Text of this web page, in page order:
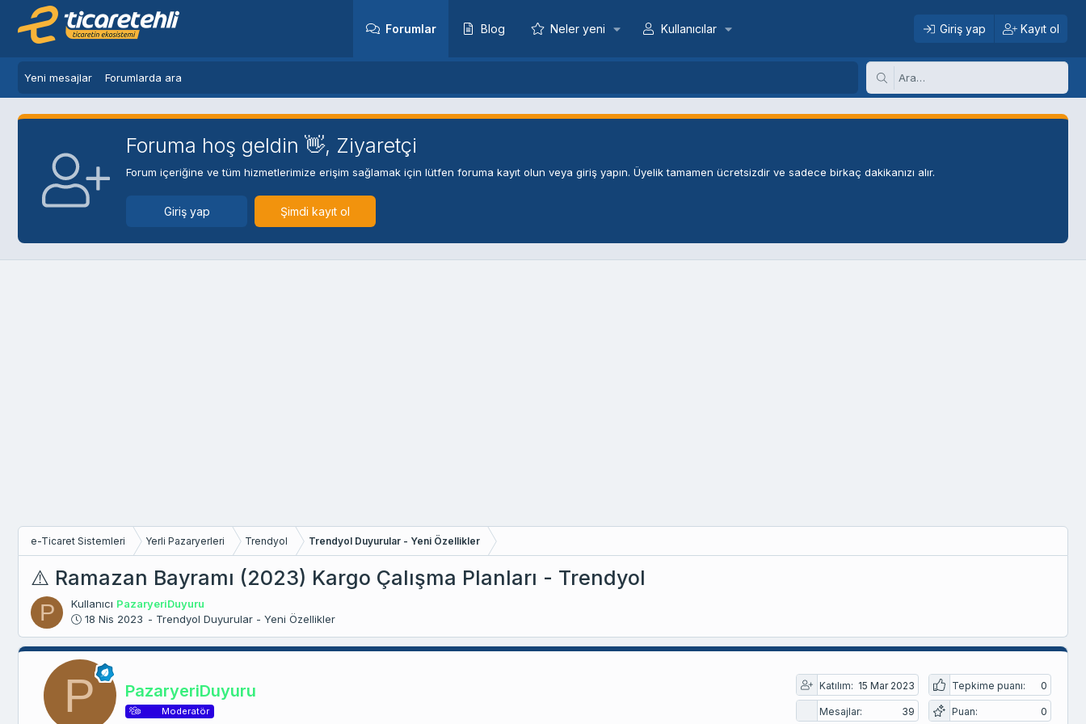
Forumlar Blog Neler yeni Kullanıcılar Giriş yap Kayıt ol
Yeni mesajlar Forumlarda ara
Foruma hoş geldin 👋, Ziyaretçi
Forum içeriğine ve tüm hizmetlerimize erişim sağlamak için lütfen foruma kayıt olun veya giriş yapın. Üyelik tamamen ücretsizdir ve sadece birkaç dakikanızı alır.
Giriş yap Şimdi kayıt ol
e-Ticaret Sistemleri Yerli Pazaryerleri Trendyol Trendyol Duyurular - Yeni Özellikler
⚠️ Ramazan Bayramı (2023) Kargo Çalışma Planları - Trendyol
P Kullanıcı PazaryeriDuyuru
B
a
ş
l
a
n
18 Nis 2023 - Trendyol Duyurular - Yeni Özellikler
P PazaryeriDuyuru
Moderatör
Katılım 15 Mar 2023
Mesajlar 39
Tepkime puanı 0
Puan 0